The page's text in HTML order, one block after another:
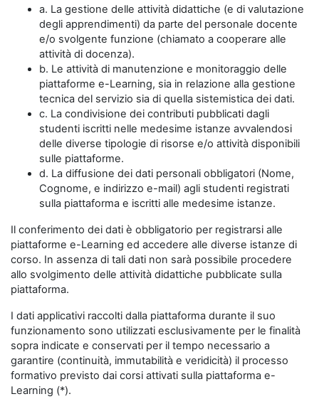
a. La gestione delle attività didattiche (e di valutazione
degli apprendimenti) da parte del personale docente
e/o svolgente funzione (chiamato a cooperare alle
attività di docenza).
b. Le attività di manutenzione e monitoraggio delle
piattaforme e-Learning, sia in relazione alla gestione
tecnica del servizio sia di quella sistemistica dei dati.
c. La condivisione dei contributi pubblicati dagli
studenti iscritti nelle medesime istanze avvalendosi
delle diverse tipologie di risorse e/o attività disponibili
sulle piattaforme.
d. La diffusione dei dati personali obbligatori (Nome,
Cognome, e indirizzo e-mail) agli studenti registrati
sulla piattaforma e iscritti alle medesime istanze.
Il conferimento dei dati è obbligatorio per registrarsi alle
piattaforme e-Learning ed accedere alle diverse istanze di
corso. In assenza di tali dati non sarà possibile procedere
allo svolgimento delle attività didattiche pubblicate sulla
piattaforma.
I dati applicativi raccolti dalla piattaforma durante il suo
funzionamento sono utilizzati esclusivamente per le finalità
sopra indicate e conservati per il tempo necessario a
garantire (continuità, immutabilità e veridicità) il processo
formativo previsto dai corsi attivati sulla piattaforma e-
Learning (*).